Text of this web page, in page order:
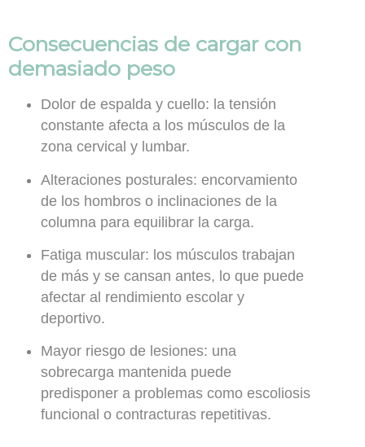
Consecuencias de cargar con
demasiado peso
Dolor de espalda y cuello: la tensión
constante afecta a los músculos de la
zona cervical y lumbar.
Alteraciones posturales: encorvamiento
de los hombros o inclinaciones de la
columna para equilibrar la carga.
Fatiga muscular: los músculos trabajan
de más y se cansan antes, lo que puede
afectar al rendimiento escolar y
deportivo.
Mayor riesgo de lesiones: una
sobrecarga mantenida puede
predisponer a problemas como escoliosis
funcional o contracturas repetitivas.